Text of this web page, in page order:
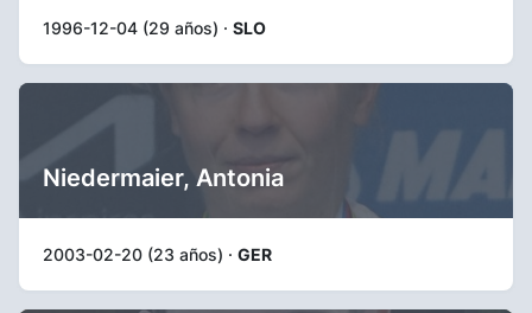
1996-12-04 (29 años) · SLO
Niedermaier, Antonia
2003-02-20 (23 años) · GER